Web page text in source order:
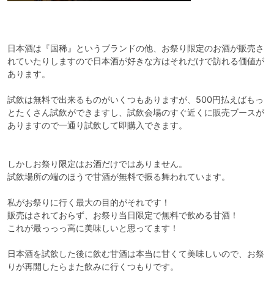
日本酒は『国稀』というブランドの他、お祭り限定のお酒が販売さ
れていたりしますので日本酒が好きな方はそれだけで訪れる価値が
あります。
試飲は無料で出来るものがいくつもありますが、500円払えばもっ
とたくさん試飲ができますし、試飲会場のすぐ近くに販売ブースが
ありますので一通り試飲して即購入できます。
しかしお祭り限定はお酒だけではありません。
試飲場所の端のほうで甘酒が無料で振る舞われています。
私がお祭りに行く最大の目的がそれです！
販売はされておらず、お祭り当日限定で無料で飲める甘酒！
これが最っっっ高に美味しいと思ってます！
日本酒を試飲した後に飲む甘酒は本当に甘くて美味しいので、お祭
りが再開したらまた飲みに行くつもりです。